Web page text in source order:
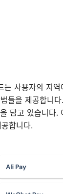
사용자의 지
들을 제공합니
담고 있습니다
합니다.